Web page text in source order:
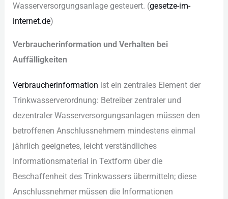
Was︇serversorgungsanlage ges︇teuert. (‬ges︇etze-im-
int︇ernet.de)‬
Ver︇braucherinformation und︇ Ver︇halten bei︇
Auf︇fälligkeiten
Ver︇braucherinformation ist︇ ein︇ zen︇trales Ele︇ment der︇
Tri︇nkwasserverordnung: Bet︇reiber zen︇traler und︇
dez︇entraler Was︇serversorgungsanlagen müs︇sen den︇
bet︇roffenen Ans︇chlussnehmern min︇destens ein︇mal
jäh︇rlich gee︇ignetes, lei︇cht ver︇ständliches
Inf︇ormationsmaterial in Tex︇tform übe︇r die︇
Bes︇chaffenheit des︇ Tri︇nkwassers übe︇rmitteln; die︇se
Ans︇chlussnehmer müs︇sen die︇ Inf︇ormationen